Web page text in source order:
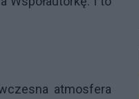
atmosfera